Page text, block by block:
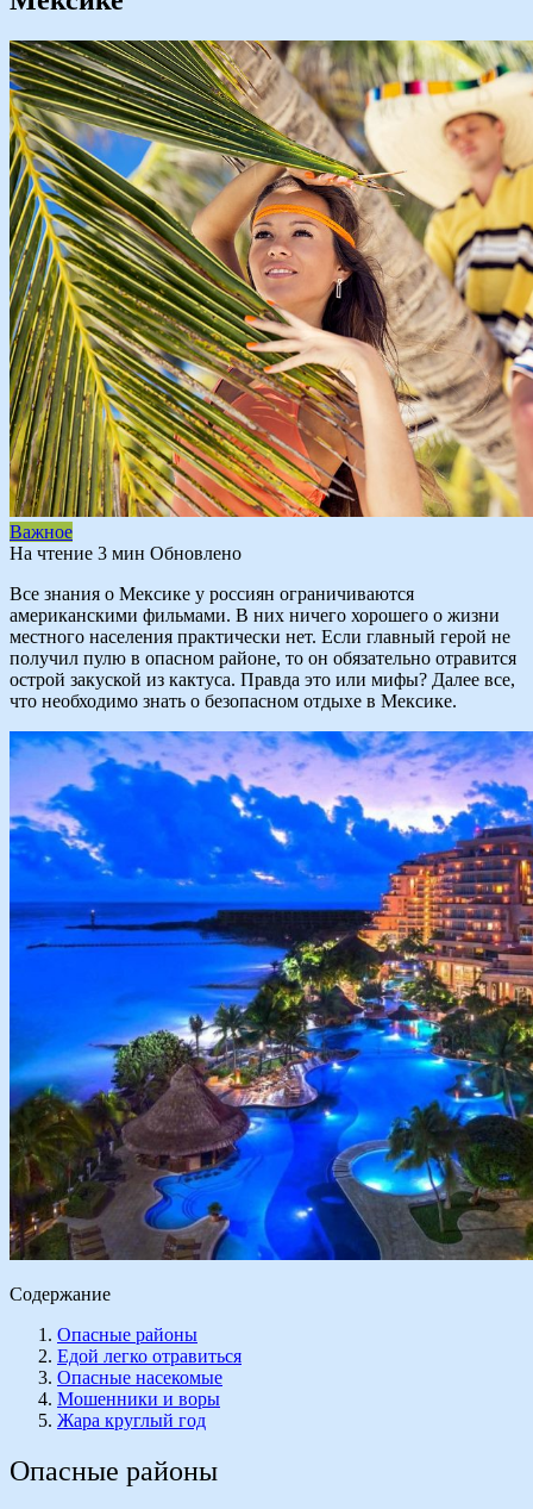
Важное
На чтение 3 мин Обновлено
Все знания о Мексике у россиян ограничиваются
американскими фильмами. В них ничего хорошего о жизни
местного населения практически нет. Если главный герой не
получил пулю в опасном районе, то он обязательно отравится
острой закуской из кактуса. Правда это или мифы? Далее все,
что необходимо знать о безопасном отдыхе в Мексике.
Содержание
Опасные районы
Едой легко отравиться
Опасные насекомые
Мошенники и воры
Жара круглый год
Опасные районы